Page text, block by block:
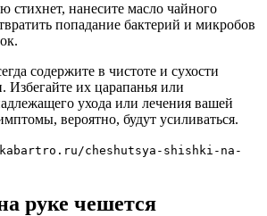
стихнет, нанесите масло чайного
попадание бактерий и микробов
содержите в чистоте и сухости
Избегайте их царапанья или
ухода или лечения вашей
вероятно, будут усиливаться.
cheshutsya-shishki-na-
руке чешется